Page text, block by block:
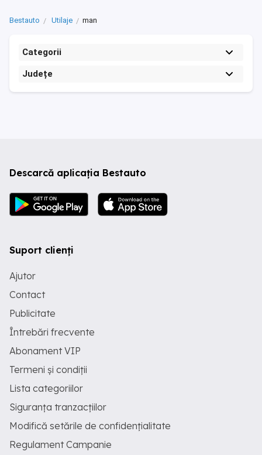
Bestauto Utilaje man
Categorii
Județe
Descarcă aplicația Bestauto
Suport clienți
Ajutor
Contact
Publicitate
Întrebări frecvente
Abonament VIP
Termeni și condiții
Lista categoriilor
Siguranța tranzacțiilor
Modifică setările de confidențialitate
Regulament Campanie